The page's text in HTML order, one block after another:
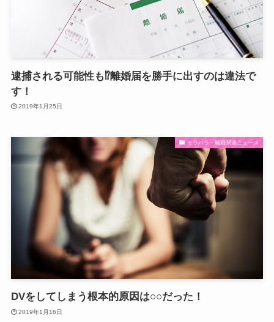
逮捕される可能性も⁉離婚届を勝手に出すのは違法で
す！
2019年1月25日
モラハラ・離婚関連ニュース
DVをしてしまう根本的原因は○○だった！
2019年1月16日